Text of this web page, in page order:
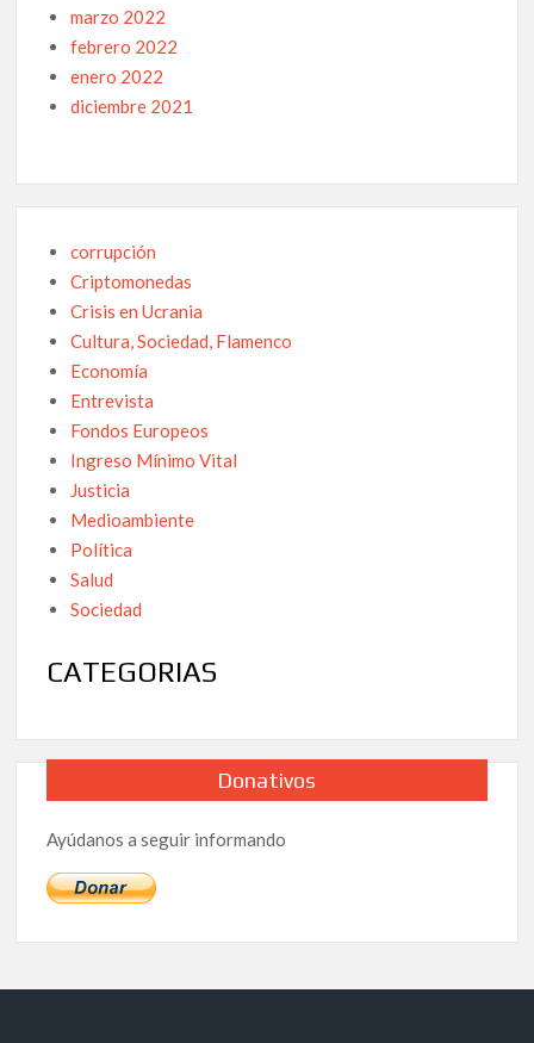
marzo 2022
febrero 2022
enero 2022
diciembre 2021
corrupción
Criptomonedas
Crisis en Ucrania
Cultura, Sociedad, Flamenco
Economía
Entrevista
Fondos Europeos
Ingreso Mínimo Vital
Justicia
Medioambiente
Política
Salud
Sociedad
CATEGORIAS
Donativos
Ayúdanos a seguir informando